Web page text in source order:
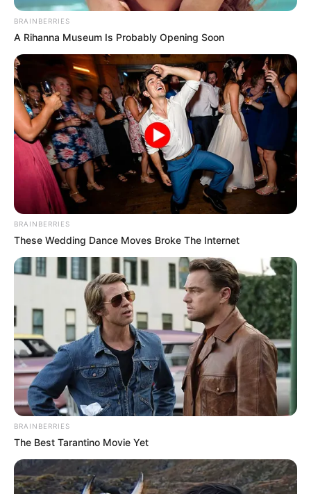
BRAINBERRIES
A Rihanna Museum Is Probably Opening Soon
BRAINBERRIES
These Wedding Dance Moves Broke The Internet
BRAINBERRIES
The Best Tarantino Movie Yet